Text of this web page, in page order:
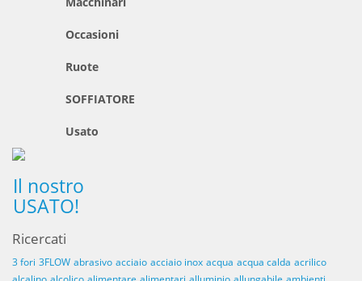
Occasioni
Ruote
SOFFIATORE
Usato
Il nostro
USATO!
Ricercati
3 fori 3FLOW abrasivo acciaio acciaio inox acqua acqua calda acrilico